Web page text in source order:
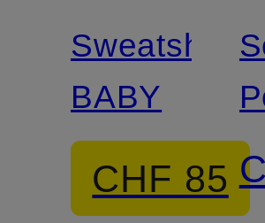
LAUREN
Sweatshirt
BABY
CHF 85